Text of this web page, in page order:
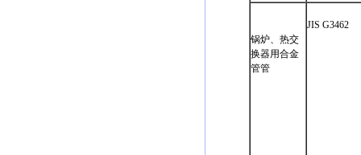
锅炉、热交
换器用合金
管管
JIS G3462